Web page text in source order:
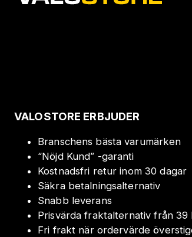
VALOSTORE ERBJUDER
Branschens bästa varumärken
“Nöjd Kund” -garanti
Kostnadsfri retur inom 30 dagar
Säkra betalningsalternativ
Snabb leverans
Prisvärda fraktalternativ från 39
Fri frakt när ordervärde